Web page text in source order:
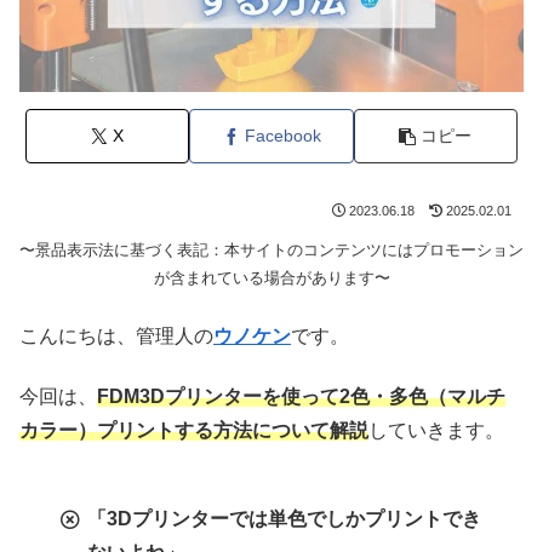
X Facebook コピー
2023.06.18 2025.02.01
〜景品表示法に基づく表記：本サイトのコンテンツにはプロモーション
が含まれている場合があります〜
こんにちは、管理人のウノケンです。
今回は、 FDM3Dプリンターを使って2色・多色（マルチ
カラー）プリントする方法について解説していきます。
「3Dプリンターでは単色でしかプリントでき